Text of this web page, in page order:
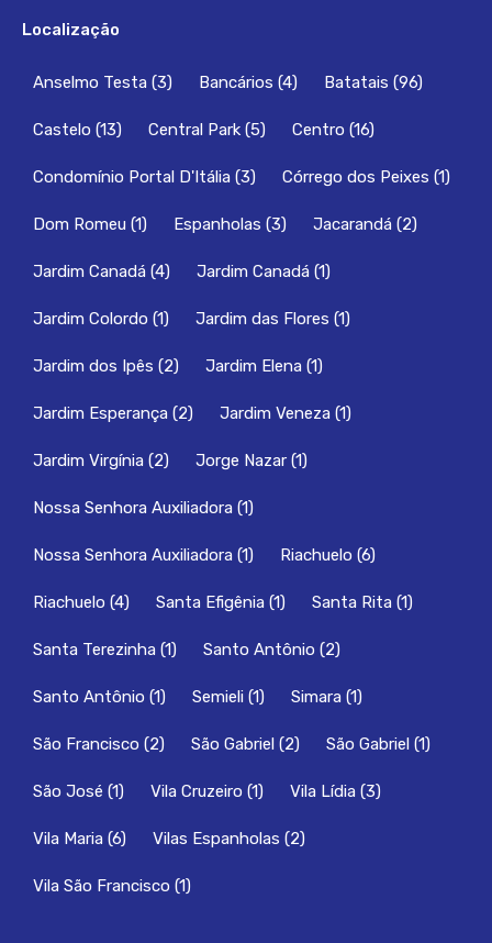
Localização
Anselmo Testa (3) Bancários (4) Batatais (96)
Castelo (13) Central Park (5) Centro (16)
Condomínio Portal D'Itália (3) Córrego dos Peixes (1)
Dom Romeu (1) Espanholas (3) Jacarandá (2)
Jardim Canadá (4) Jardim Canadá (1)
Jardim Colordo (1) Jardim das Flores (1)
Jardim dos Ipês (2) Jardim Elena (1)
Jardim Esperança (2) Jardim Veneza (1)
Jardim Virgínia (2) Jorge Nazar (1)
Nossa Senhora Auxiliadora (1)
Nossa Senhora Auxiliadora (1) Riachuelo (6)
Riachuelo (4) Santa Efigênia (1) Santa Rita (1)
Santa Terezinha (1) Santo Antônio (2)
Santo Antônio (1) Semieli (1) Simara (1)
São Francisco (2) São Gabriel (2) São Gabriel (1)
São José (1) Vila Cruzeiro (1) Vila Lídia (3)
Vila Maria (6) Vilas Espanholas (2)
Vila São Francisco (1)